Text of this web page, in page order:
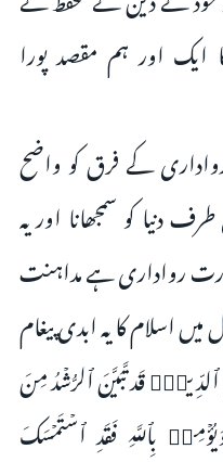
اور ہم مقصد پورا
کے فرق کو واضح
دنیا کو سمجھانا اور یہ
رواداری ہے مداہنت
اسلام کا یہ ابدی پیغام
قَد تَّبَیَّنَ ٱلرُّشۡدُ مِنَ
بِٱللَّهِ فَقَدِ ٱسۡتَمۡسَكَ